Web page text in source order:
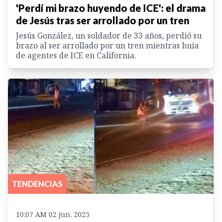
'Perdí mi brazo huyendo de ICE': el drama
de Jesús tras ser arrollado por un tren
Jesús González, un soldador de 33 años, perdió su
brazo al ser arrollado por un tren mientras huía
de agentes de ICE en California.
TENDENCIAS
10:07 AM 02 jun. 2025